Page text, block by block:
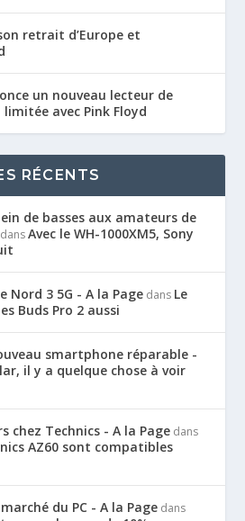
retrait d’Europe et
un nouveau lecteur de
avec Pink Floyd
RÉCENTS
de basses aux amateurs de
dansAvec le WH-1000XM5, Sony
Nord 3 5G - A la Page dans Le
Buds Pro 2 aussi
smartphone réparable -
il y a quelque chose à voir
chez Technics - A la Page dans
AZ60 sont compatibles
du PC - A la Page dans